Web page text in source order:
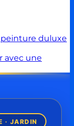
peinture duluxe
avec une
· JARDIN